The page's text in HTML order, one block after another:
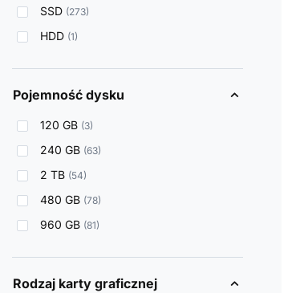
SSD 273
HDD 1
Pojemność dysku
120 GB 3
240 GB 63
2 TB 54
480 GB 78
960 GB 81
Rodzaj karty graficznej